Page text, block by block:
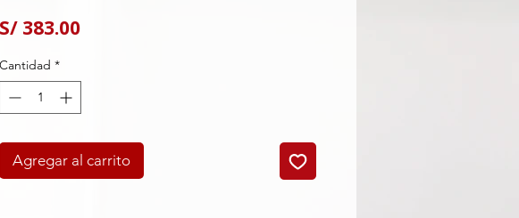
S/ 383.00Precio
Cantidad *
Agregar al carrito